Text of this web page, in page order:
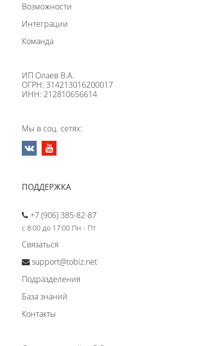
Возможности
Интеграции
Команда
ИП Олаев В.А.
ОГРН: 314213016200017
ИНН: 212810656614
Мы в соц. сетях:
ПОДДЕРЖКА
+7 (906) 385-82-87
с 8:00 до 17:00 Пн - Пт
Связаться
support@tobiz.net
Подразделения
База знаний
Контакты